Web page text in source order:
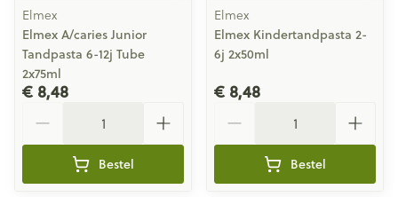
Elmex
Elmex A/caries Junior
Tandpasta 6-12j Tube
2x75ml
€ 8,48
Bestel
Elmex
Elmex Kindertandpasta 2-
6j 2x50ml
€ 8,48
Bestel